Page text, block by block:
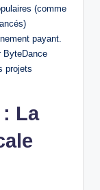
(comme
payant.
ByteDance
projets
La